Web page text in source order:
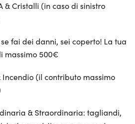
& Cristalli (in caso di sinistro
fai dei danni, sei coperto! La tua
massimo 500€
Incendio (il contributo massimo
& Straordinaria: tagliandi,